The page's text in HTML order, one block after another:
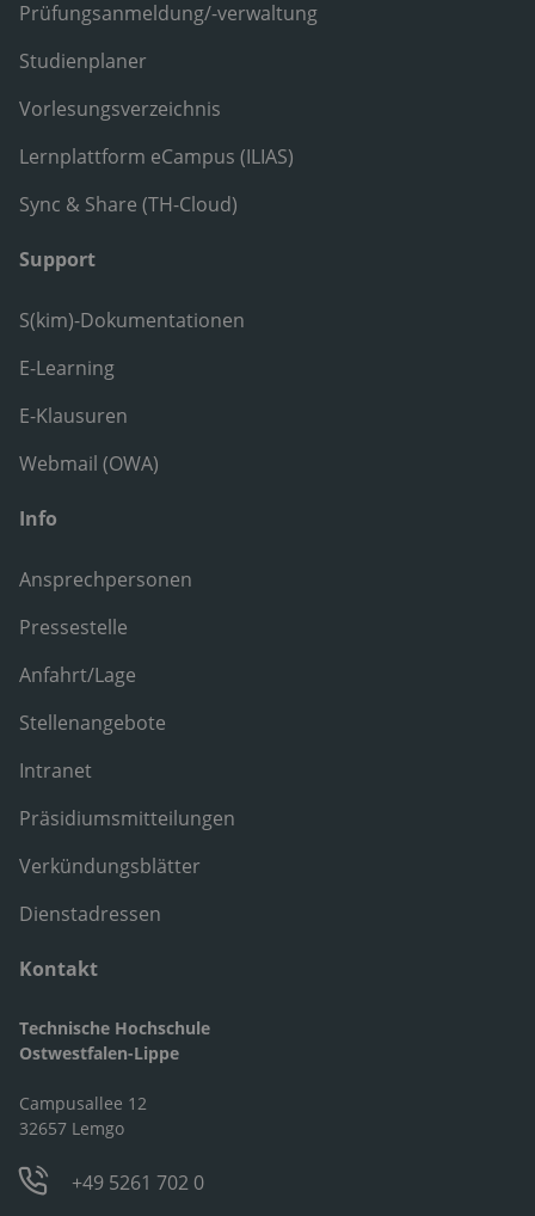
Prüfungsanmeldung/-verwaltung
Studienplaner
Vorlesungsverzeichnis
Lernplattform eCampus (ILIAS)
Sync & Share (TH-Cloud)
Support
S(kim)-Dokumentationen
E-Learning
E-Klausuren
Webmail (OWA)
Info
Ansprechpersonen
Pressestelle
Anfahrt/Lage
Stellenangebote
Intranet
Präsidiumsmitteilungen
Verkündungsblätter
Dienstadressen
Kontakt
Technische Hochschule
Ostwestfalen-Lippe
Campusallee 12
32657 Lemgo
+49 5261 702 0